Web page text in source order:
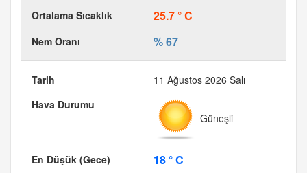
25.7 ° C
% 67
11 Ağustos 2026 Salı
Güneşli
18 ° C